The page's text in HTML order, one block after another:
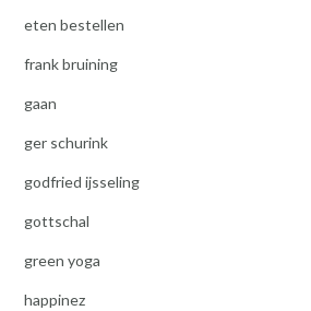
eten bestellen
frank bruining
gaan
ger schurink
godfried ijsseling
gottschal
green yoga
happinez